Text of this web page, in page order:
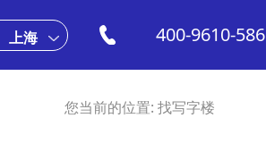
上海 400-9610-586
您当前的位置: 找写字楼